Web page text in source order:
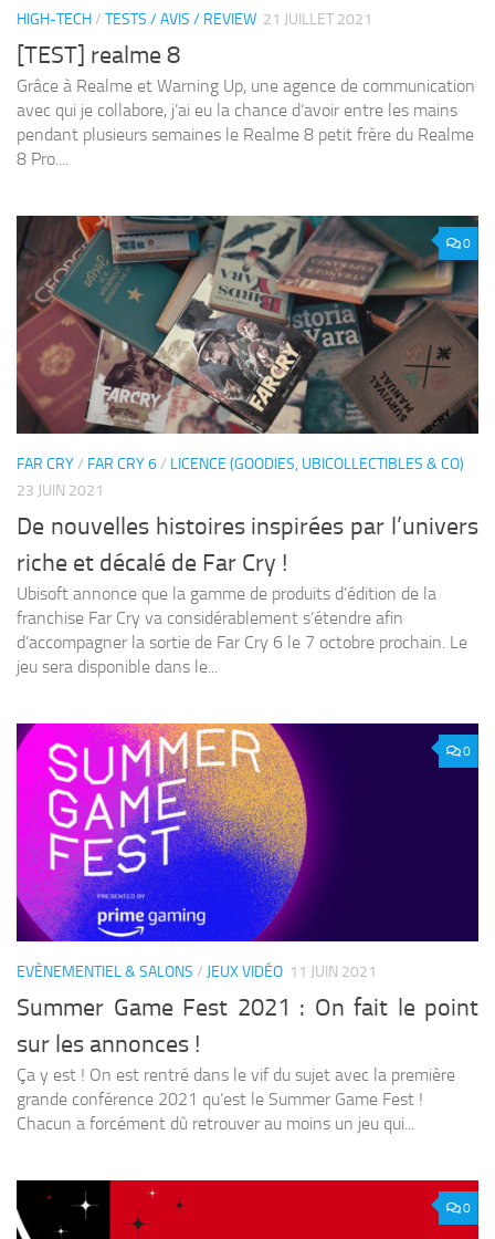
HIGH-TECH/ TESTS / AVIS / REVIEW 21 JUILLET 2021
[TEST] realme 8
Grâce à Realme et Warning Up, une agence de communication
avec qui je collabore, j’ai eu la chance d’avoir entre les mains
pendant plusieurs semaines le Realme 8 petit frère du Realme
8 Pro....
0
FAR CRY/ FAR CRY 6/ LICENCE (GOODIES, UBICOLLECTIBLES & CO)
23 JUIN 2021
De nouvelles histoires inspirées par l’univers
riche et décalé de Far Cry !
Ubisoft annonce que la gamme de produits d’édition de la
franchise Far Cry va considérablement s’étendre afin
d’accompagner la sortie de Far Cry 6 le 7 octobre prochain. Le
jeu sera disponible dans le...
0
EVÈNEMENTIEL & SALONS / JEUX VIDÉO 11 JUIN 2021
Summer Game Fest 2021 : On fait le point
sur les annonces !
Ça y est ! On est rentré dans le vif du sujet avec la première
grande conférence 2021 qu’est le Summer Game Fest !
Chacun a forcément dû retrouver au moins un jeu qui...
0